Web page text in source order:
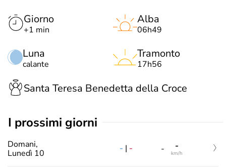
Giorno
+1 min
Luna
calante
Alba
06h49
Tramonto
17h56
Santa Teresa Benedetta della Croce
i prossimi giorni
Domani,
Lunedì 10
- | - - -
km/h